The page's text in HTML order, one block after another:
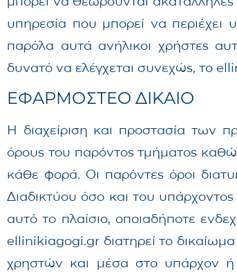
υπηρεσία που μπορεί να περιέχει
παρόλα αυτά ανήλικοι χρήστες
δυνατό να ελέγχεται συνεχώς, το
ΕΦΑΡΜΟΣΤΕΟ ΔΙΚΑΙΟ
Η διαχείριση και προστασία των
όρους του παρόντος τμήματος καθώς
κάθε φορά. Οι παρόντες όροι
Διαδικτύου όσο και του
αυτό το πλαίσιο, οποιαδήποτε
ellinikiagogi.gr διατηρεί το
χρηστών και μέσα στο υπάρχον ή